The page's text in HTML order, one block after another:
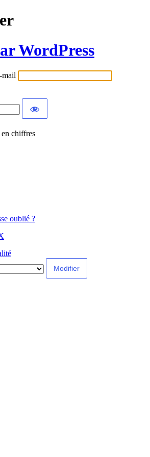
WordPress
mail
en chiffres
oublié ?